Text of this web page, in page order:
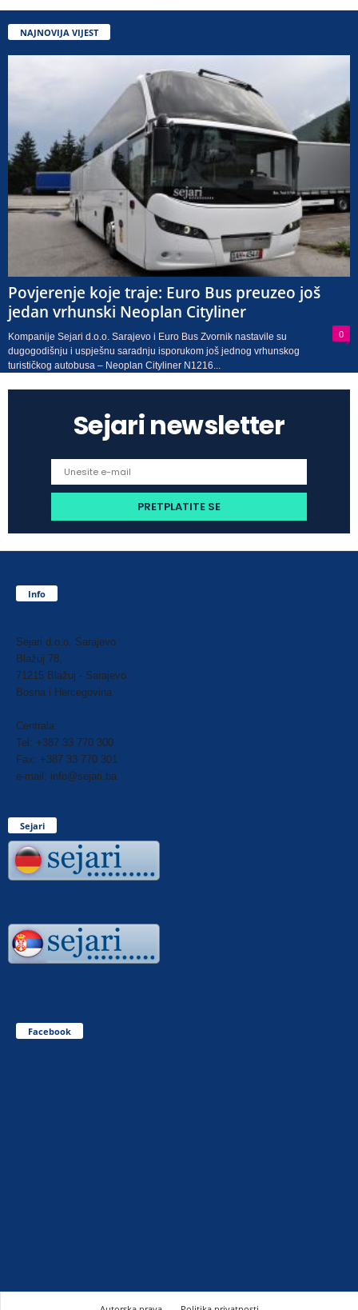
NAJNOVIJA VIJEST
Povjerenje koje traje: Euro Bus preuzeo još
jedan vrhunski Neoplan Cityliner
0
Kompanije Sejari d.o.o. Sarajevo i Euro Bus Zvornik nastavile su
dugogodišnju i uspješnu saradnju isporukom još jednog vrhunskog
turističkog autobusa – Neoplan Cityliner N1216...
Sejari newsletter
Info
Sejari d.o.o. Sarajevo
Blažuj 78,
71215 Blažuj - Sarajevo
Bosna i Hercegovina
Centrala:
Tel: +387 33 770 300
Fax: +387 33 770 301
e-mail: info@sejari.ba
Sejari
Facebook